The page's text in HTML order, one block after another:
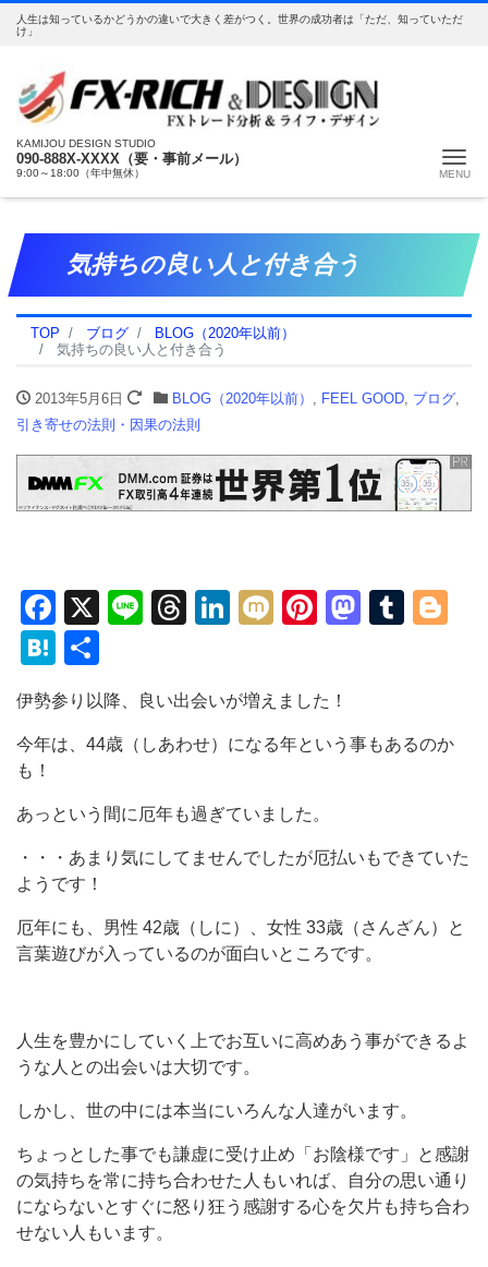
人生は知っているかどうかの違いで大きく差がつく。世界の成功者は「ただ、知っていただ
け」
KAMIJOU DESIGN STUDIO
090-888X-XXXX（要・事前メール）
9:00～18:00（年中無休）
気持ちの良い人と付き合う
TOP ブログ
BLOG（2020年以前）
気持ちの良い人と付き合う
2013年5月6日 BLOG（2020年以前） , FEEL GOOD, ブログ,
引き寄せの法則・因果の法則
Facebook
X LineThreads
LinkedIn
MixiPinterest
Hatena
有
伊勢参り以降、良い出会いが増えました！
今年は、44歳（しあわせ）になる年という事もあるのか
も！
あっという間に厄年も過ぎていました。
・・・あまり気にしてませんでしたが厄払いもできていた
ようです！
厄年にも、男性 42歳（しに）、女性 33歳（さんざん）と
言葉遊びが入っているのが面白いところです。
人生を豊かにしていく上でお互いに高めあう事ができるよ
うな人との出会いは大切です。
しかし、世の中には本当にいろんな人達がいます。
ちょっとした事でも謙虚に受け止め「お陰様です」と感謝
の気持ちを常に持ち合わせた人もいれば、自分の思い通り
にならないとすぐに怒り狂う感謝する心を欠片も持ち合わ
せない人もいます。